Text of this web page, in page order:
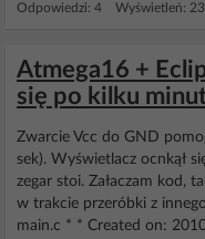
Odpowiedzi: 4 Wyświetleń:
Atmega16 +
się po kilku
Zwarcie Vcc do GND
sek). Wyświetlacz ocnkął
zegar stoi. Załaczam kod,
w trakcie przeróbki z
main.c * * Created on: